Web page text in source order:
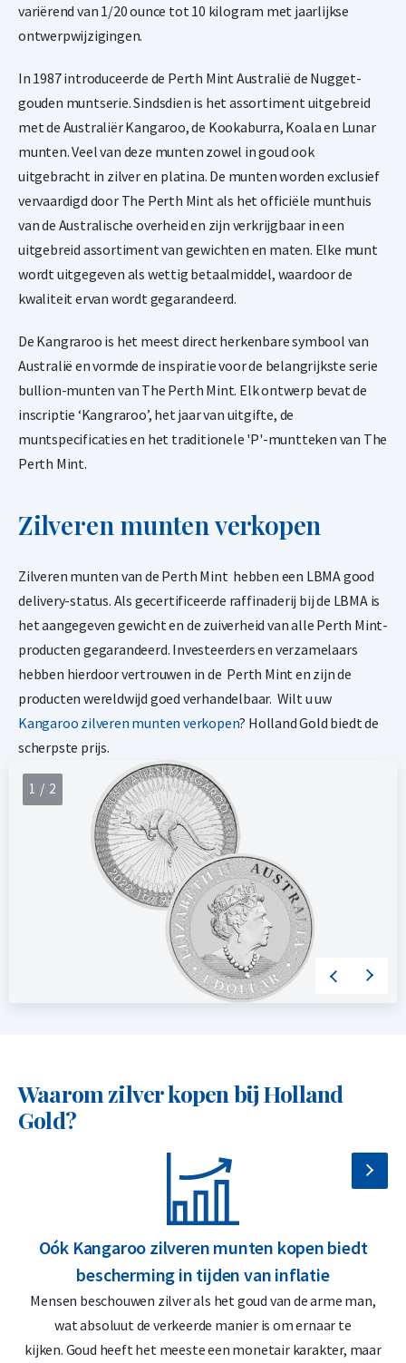
variërend van 1/20 ounce tot 10 kilogram met jaarlijkse
ontwerpwijzigingen.
In 1987 introduceerde de Perth Mint Australië de Nugget-
gouden muntserie. Sindsdien is het assortiment uitgebreid
met de Australiër Kangaroo, de Kookaburra, Koala en Lunar
munten. Veel van deze munten zowel in goud ook
uitgebracht in zilver en platina. De munten worden exclusief
vervaardigd door The Perth Mint als het officiële munthuis
van de Australische overheid en zijn verkrijgbaar in een
uitgebreid assortiment van gewichten en maten. Elke munt
wordt uitgegeven als wettig betaalmiddel, waardoor de
kwaliteit ervan wordt gegarandeerd.
De Kangraroo is het meest direct herkenbare symbool van
Australië en vormde de inspiratie voor de belangrijkste serie
bullion-munten van The Perth Mint. Elk ontwerp bevat de
inscriptie ‘Kangraroo’, het jaar van uitgifte, de
muntspecificaties en het traditionele 'P'-muntteken van The
Perth Mint.
Zilveren munten verkopen
Zilveren munten van de Perth Mint hebben een LBMA good
delivery-status. Als gecertificeerde raffinaderij bij de LBMA is
het aangegeven gewicht en de zuiverheid van alle Perth Mint-
producten gegarandeerd. Investeerders en verzamelaars
hebben hierdoor vertrouwen in de Perth Mint en zijn de
producten wereldwijd goed verhandelbaar. Wilt u uw
Kangaroo zilveren munten verkopen? Holland Gold biedt de
scherpste prijs.
1 / 2
Waarom zilver kopen bij Holland
Gold?
Oók Kangaroo zilveren munten kopen biedt
bescherming in tijden van inflatie
Mensen beschouwen zilver als het goud van de arme man,
wat absoluut de verkeerde manier is om ernaar te
kijken. Goud heeft het meeste een monetair karakter, maar